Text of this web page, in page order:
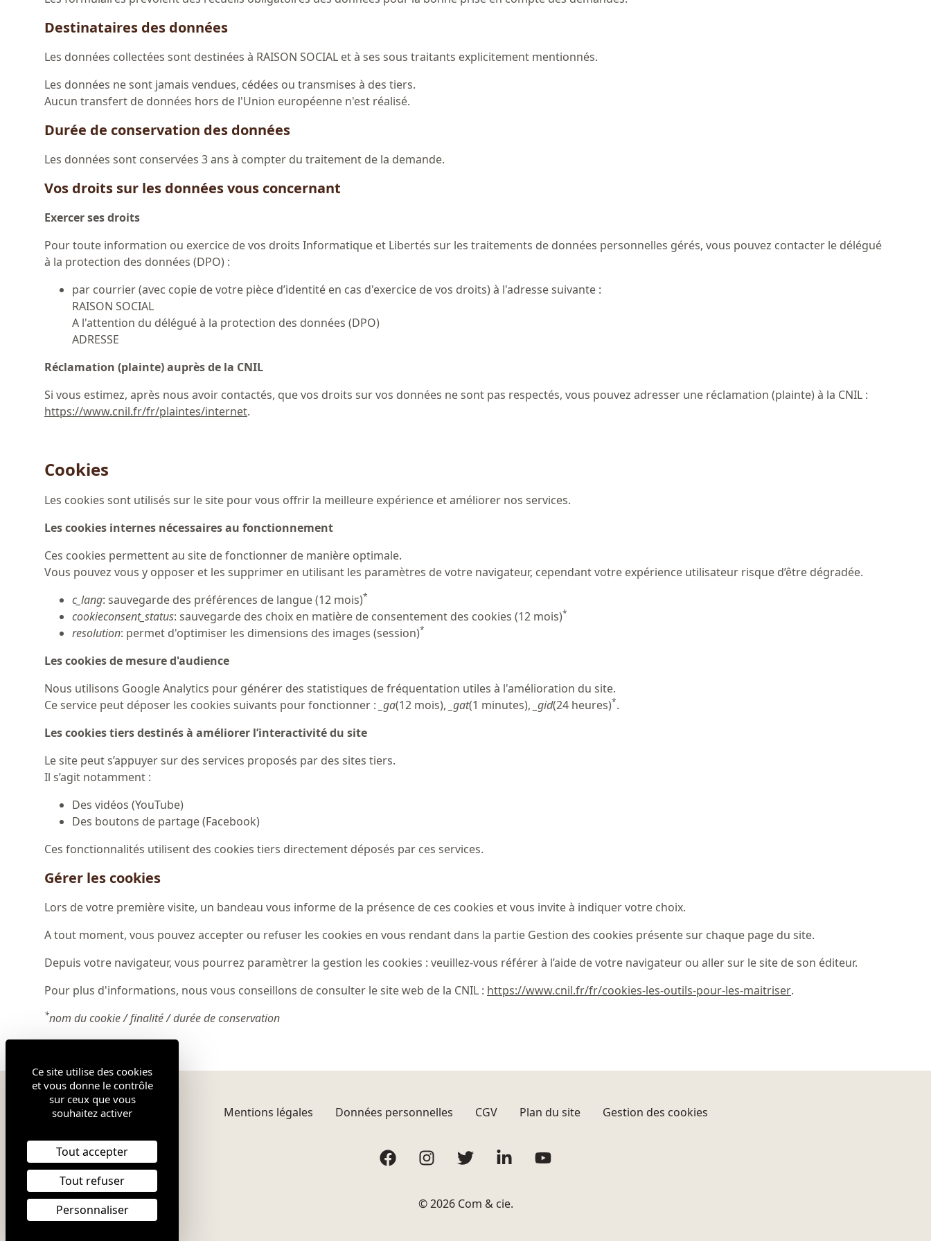
Destinataires des données
Les données collectées sont destinées à RAISON SOCIAL et à ses sous traitants explicitement mentionnés.
Les données ne sont jamais vendues, cédées ou transmises à des tiers.
Aucun transfert de données hors de l'Union européenne n'est réalisé.
Durée de conservation des données
Les données sont conservées 3 ans à compter du traitement de la demande.
Vos droits sur les données vous concernant
Exercer ses droits
Pour toute information ou exercice de vos droits Informatique et Libertés sur les traitements de données personnelles gérés, vous pouvez contacter le délégué
à la protection des données (DPO) :
par courrier (avec copie de votre pièce d’identité en cas d'exercice de vos droits) à l'adresse suivante :
RAISON SOCIAL
A l'attention du délégué à la protection des données (DPO)
ADRESSE
Réclamation (plainte) auprès de la CNIL
Si vous estimez, après nous avoir contactés, que vos droits sur vos données ne sont pas respectés, vous pouvez adresser une réclamation (plainte) à la CNIL :
https://www.cnil.fr/fr/plaintes/internet.
Cookies
Les cookies sont utilisés sur le site pour vous offrir la meilleure expérience et améliorer nos services.
Les cookies internes nécessaires au fonctionnement
Ces cookies permettent au site de fonctionner de manière optimale.
Vous pouvez vous y opposer et les supprimer en utilisant les paramètres de votre navigateur, cependant votre expérience utilisateur risque d’être dégradée.
c_lang: sauvegarde des préférences de langue (12 mois)*
cookieconsent_status: sauvegarde des choix en matière de consentement des cookies (12 mois)*
resolution: permet d'optimiser les dimensions des images (session)*
Les cookies de mesure d'audience
Nous utilisons Google Analytics pour générer des statistiques de fréquentation utiles à l'amélioration du site.
Ce service peut déposer les cookies suivants pour fonctionner : _ga(12 mois), _gat(1 minutes), _gid(24 heures)*.
Les cookies tiers destinés à améliorer l’interactivité du site
Le site peut s’appuyer sur des services proposés par des sites tiers.
Il s’agit notamment :
Des vidéos (YouTube)
Des boutons de partage (Facebook)
Ces fonctionnalités utilisent des cookies tiers directement déposés par ces services.
Gérer les cookies
Lors de votre première visite, un bandeau vous informe de la présence de ces cookies et vous invite à indiquer votre choix.
A tout moment, vous pouvez accepter ou refuser les cookies en vous rendant dans la partie Gestion des cookies présente sur chaque page du site.
Depuis votre navigateur, vous pourrez paramètrer la gestion les cookies : veuillez-vous référer à l’aide de votre navigateur ou aller sur le site de son éditeur.
Pour plus d'informations, nous vous conseillons de consulter le site web de la CNIL : https://www.cnil.fr/fr/cookies-les-outils-pour-les-maitriser.
*nom du cookie / finalité / durée de conservation
Mentions légales Données personnelles CGV Plan du site Gestion des cookies
FacebookInstagramTwitterLinkedInYouTube
© 2026 Com & cie.
Ce site utilise des cookies
et vous donne le contrôle
sur ceux que vous
souhaitez activer
Tout accepter
Tout refuser
Personnaliser